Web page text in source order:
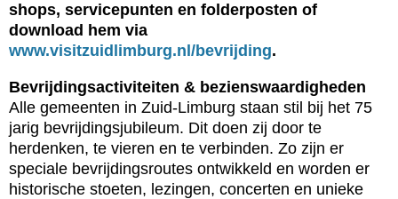
shops, servicepunten en folderposten of
download hem via
www.visitzuidlimburg.nl/bevrijding.
Bevrijdingsactiviteiten & bezienswaardigheden
Alle gemeenten in Zuid-Limburg staan stil bij het 75
jarig bevrijdingsjubileum. Dit doen zij door te
herdenken, te vieren en te verbinden. Zo zijn er
speciale bevrijdingsroutes ontwikkeld en worden er
historische stoeten, lezingen, concerten en unieke